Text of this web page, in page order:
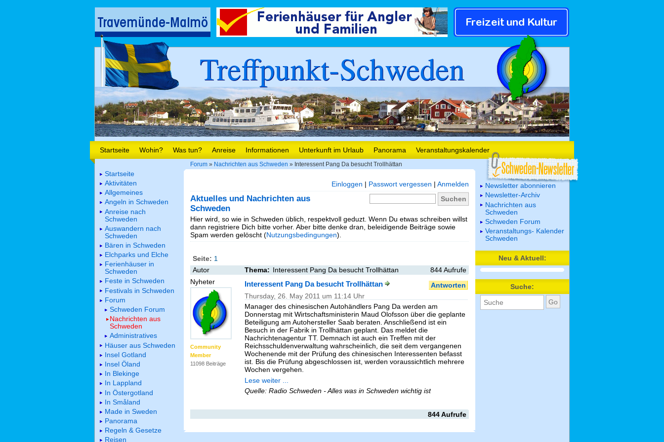
Treffpunkt-Schweden
Startseite Wohin? Was tun? Anreise Informationen Unterkunft im Urlaub Panorama Veranstaltungskalender
Forum » Nachrichten aus Schweden » Interessent Pang Da besucht Trollhättan
Einloggen | Passwort vergessen | Anmelden
Aktuelles und Nachrichten aus
Schweden
Hier wird, so wie in Schweden üblich, respektvoll geduzt. Wenn Du etwas schreiben willst
dann registriere Dich bitte vorher. Aber bitte denke dran, beleidigende Beiträge sowie
Spam werden gelöscht (Nutzungsbedingungen).
Seite: 1
Autor
Thema: Interessent Pang Da besucht Trollhättan
844 Aufrufe
Nyheter
Community
Member
11098 Beiträge
Antworten
Interessent Pang Da besucht Trollhättan
Thursday, 26. May 2011 um 11:14 Uhr
Manager des chinesischen Autohändlers Pang Da werden am
Donnerstag mit Wirtschaftsministerin Maud Olofsson über die geplante
Beteiligung am Autohersteller Saab beraten. Anschließend ist ein
Besuch in der Fabrik in Trollhättan geplant. Das meldet die
Nachrichtenagentur TT. Demnach ist auch ein Treffen mit der
Reichsschuldenverwaltung wahrscheinlich, die seit dem vergangenen
Wochenende mit der Prüfung des chinesischen Interessenten befasst
ist. Bis die Prüfung abgeschlossen ist, werden voraussichtlich mehrere
Wochen vergehen.
Lese weiter ...
Quelle: Radio Schweden - Alles was in Schweden wichtig ist
844 Aufrufe
Startseite
Aktivitäten
Allgemeines
Angeln in Schweden
Anreise nach
Schweden
Auswandern nach
Schweden
Bären in Schweden
Elchparks und Elche
Ferienhäuser in
Schweden
Feste in Schweden
Festivals in Schweden
Forum
Schweden Forum
Nachrichten aus
Schweden
Administratives
Häuser aus Schweden
Insel Gotland
Insel Öland
In Blekinge
In Lappland
In Östergotland
In Småland
Made in Sweden
Panorama
Regeln & Gesetze
Reisen
Newsletter abonnieren
Newsletter-Archiv
Nachrichten aus
Schweden
Schweden Forum
Veranstaltungs- Kalender
Schweden
Neu & Aktuell:
Suche: